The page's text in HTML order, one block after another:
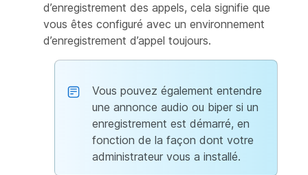
d’enregistrement des appels, cela signifie que
vous êtes configuré avec un environnement
d’enregistrement d’appel toujours.
Vous pouvez également entendre
une annonce audio ou biper si un
enregistrement est démarré, en
fonction de la façon dont votre
administrateur vous a installé.